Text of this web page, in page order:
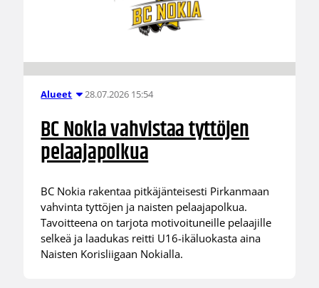
Alueet 28.07.2026 15:54
BC Nokia vahvistaa tyttöjen
pelaajapolkua
BC Nokia rakentaa pitkäjänteisesti Pirkanmaan
vahvinta tyttöjen ja naisten pelaajapolkua.
Tavoitteena on tarjota motivoituneille pelaajille
selkeä ja laadukas reitti U16-ikäluokasta aina
Naisten Korisliigaan Nokialla.